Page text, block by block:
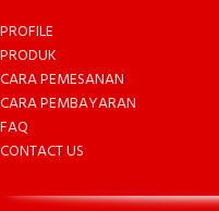
PROFILE
PRODUK
CARA PEMESANAN
CARA PEMBAYARAN
FAQ
CONTACT US